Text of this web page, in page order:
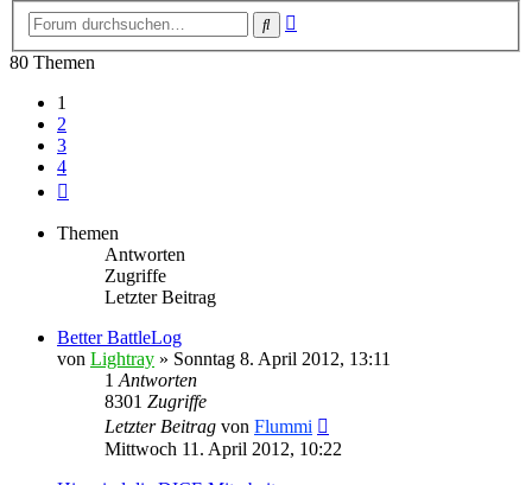
Suche
80 Themen
1
2
3
4
Themen
Antworten
Zugriffe
Letzter Beitrag
Better BattleLog
von Lightray » Sonntag 8. April 2012, 13:11
1 Antworten
8301 Zugriffe
Letzter Beitrag von Flummi
Mittwoch 11. April 2012, 10:22